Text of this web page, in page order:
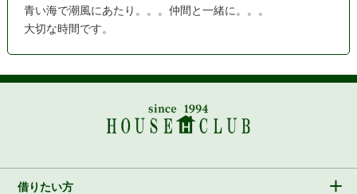
青い海で潮風にあたり。。。仲間と一緒に。。。
大切な時間です。
借りたい方